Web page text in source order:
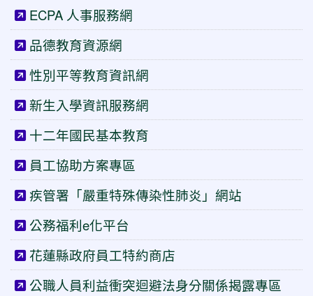
ECPA 人事服務網
品德教育資源網
性別平等教育資訊網
新生入學資訊服務網
十二年國民基本教育
員工協助方案專區
疾管署「嚴重特殊傳染性肺炎」網站
公務福利e化平台
花蓮縣政府員工特約商店
公職人員利益衝突迴避法身分關係揭露專區